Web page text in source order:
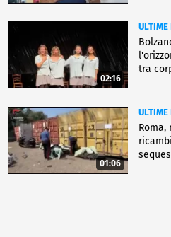
02:16
ULTIME
tra
01:06
ULTIME
Roma,